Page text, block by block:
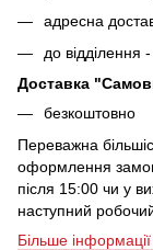
адресна
до відділення -
Доставка
безкоштовно
Переважна
оформлення
після 15:00 чи у
наступний
Більше